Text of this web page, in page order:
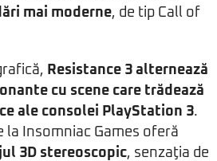
mai moderne, de tip Call of
Resistance 3 alternează
cu scene care trădează
ale consolei PlayStation 3.
la Insomniac Games oferă
3D stereoscopic, senzaţia de